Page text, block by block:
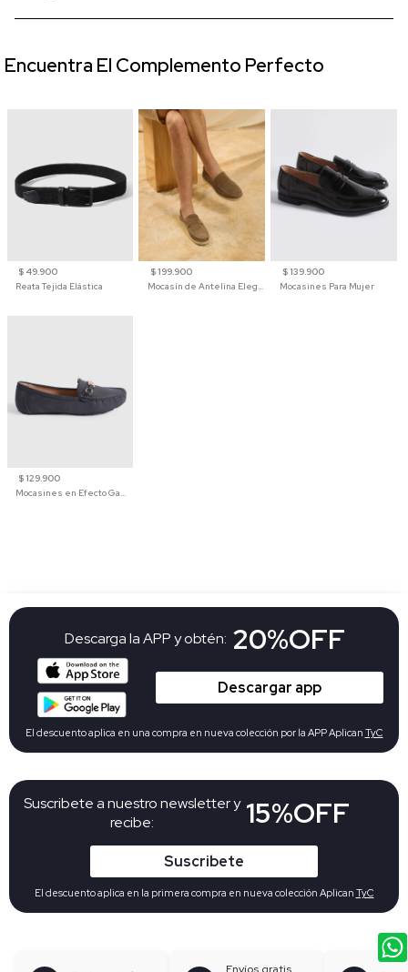
$ 49.900
Reata Tejida Elástica
$ 199.900
$ 139.900
Mocasines Para Mujer
$ 129.900
Encuentra El Complemento Perfecto
Suscribete a nuestro newsletter y
recibe:
15%OFF
Suscribete
El descuento aplica en la primera compra en nueva colección Aplican TyC
Descarga la APP y obtén: 20%OFF
Descargar app
El descuento aplica en una compra en nueva colección por la APP Aplican TyC